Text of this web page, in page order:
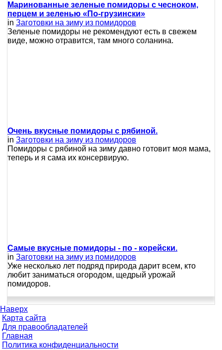
Маринованные зеленые помидоры с чесноком,
перцем и зеленью «По-грузински»
in Заготовки на зиму из помидоров
Зеленые помидоры не рекомендуют есть в свежем
виде, можно отравится, там много соланина.
Очень вкусные помидоры с рябиной.
in Заготовки на зиму из помидоров
Помидоры с рябиной на зиму давно готовит моя мама,
теперь и я сама их консервирую.
Самые вкусные помидоры - по - корейски.
in Заготовки на зиму из помидоров
Уже несколько лет подряд природа дарит всем, кто
любит заниматься огородом, щедрый урожай
помидоров.
Наверх
Карта сайта
Для правообладателей
Главная
Политика конфиденциальности